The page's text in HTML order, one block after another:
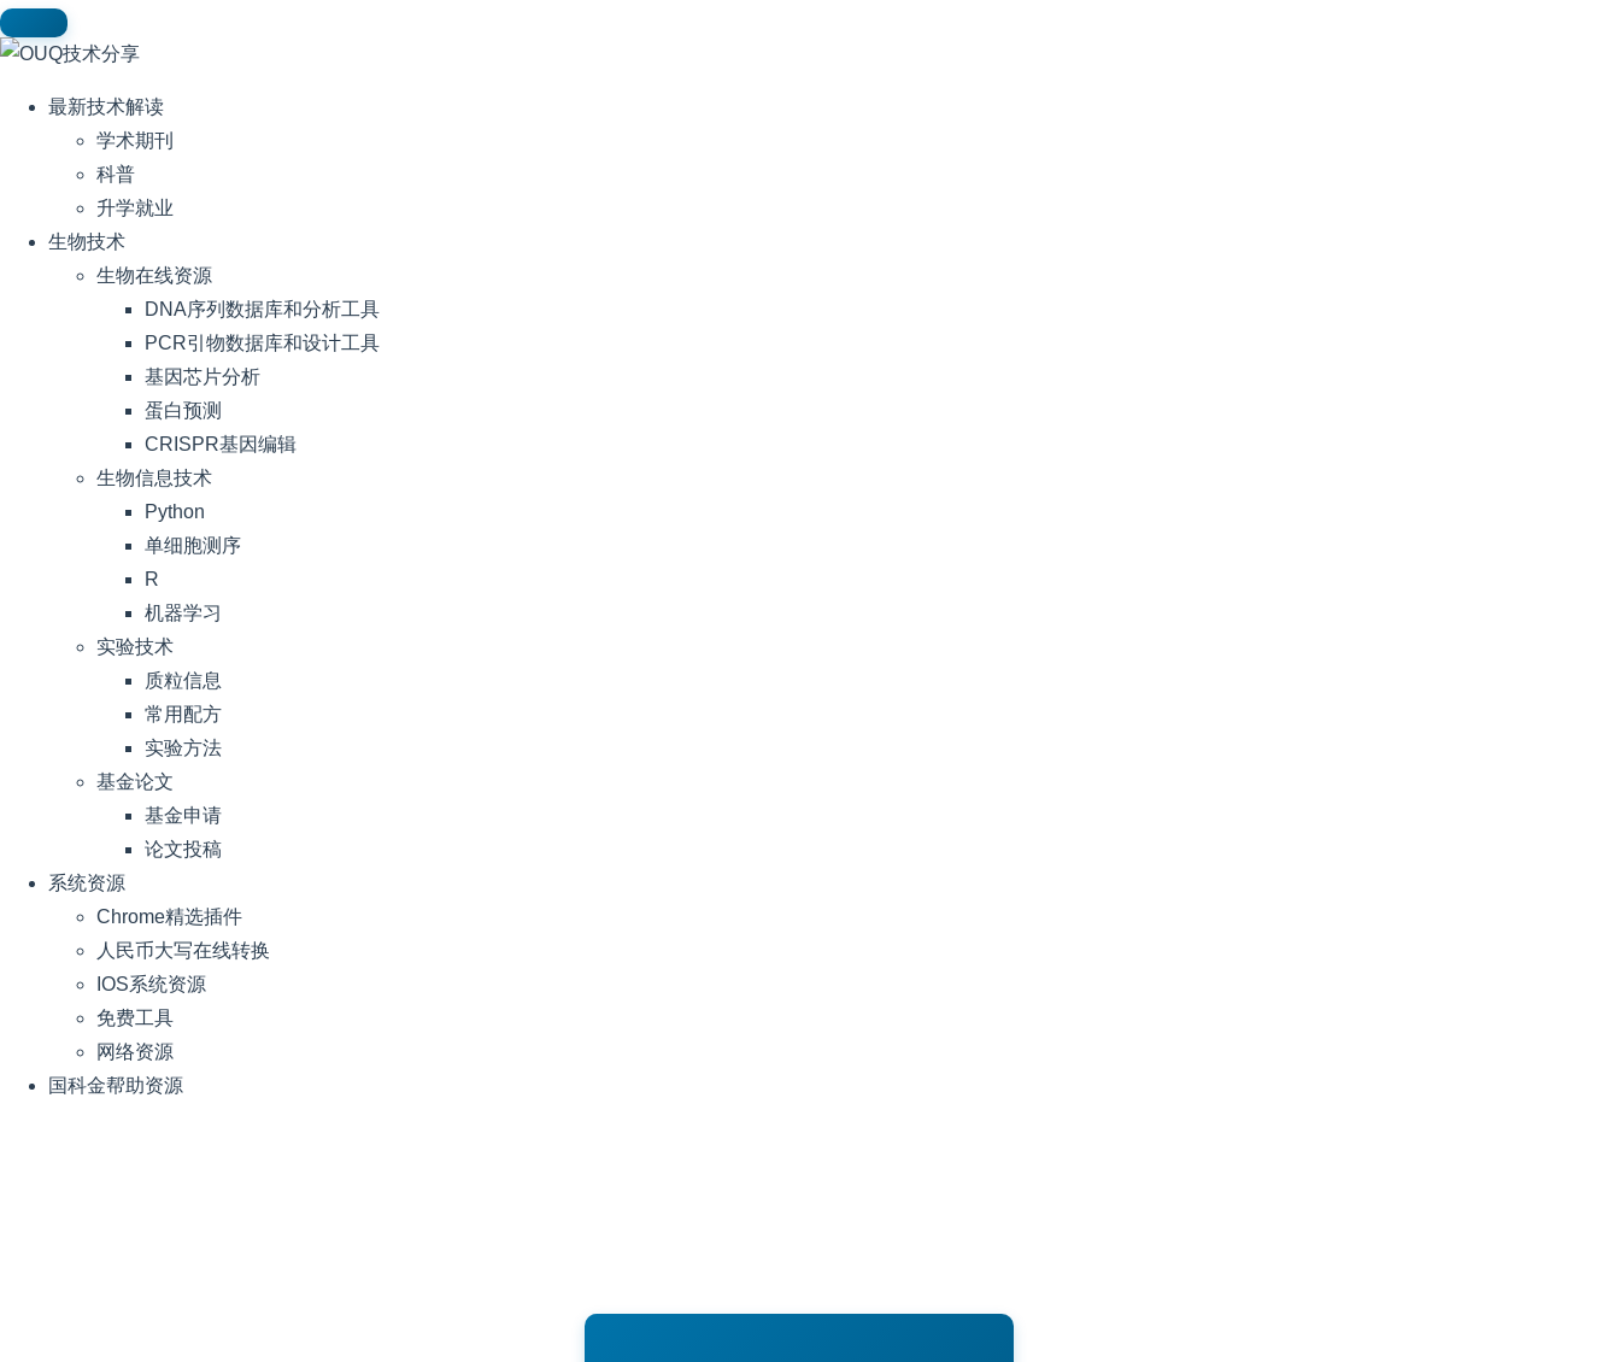
最新技术解读
学术期刊
科普
升学就业
生物技术
生物在线资源
DNA序列数据库和分析工具
PCR引物数据库和设计工具
基因芯片分析
蛋白预测
CRISPR基因编辑
生物信息技术
Python
单细胞测序
R
机器学习
实验技术
质粒信息
常用配方
实验方法
基金论文
基金申请
论文投稿
系统资源
Chrome精选插件
人民币大写在线转换
IOS系统资源
免费工具
网络资源
国科金帮助资源